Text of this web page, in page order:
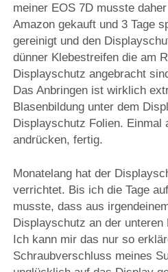
meiner EOS 7D musste
Amazon gekauft und 3 Tage
gereinigt und den
dünner Klebestreifen die am
Displayschutz angebracht
Das Anbringen ist wirklich
Blasenbildung unter dem
Displayschutz Folien. Einmal
andrücken, fertig.
Monatelang hat der
verrichtet. Bis ich die Tage
musste, dass aus
Displayschutz an der unteren
Ich kann mir das nur so
Schraubverschluss meines